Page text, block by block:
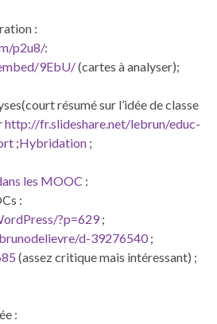
:
p2u8/:
9EbU/(cartes à analyser);
résumé sur l’idée de classe
http://fr.slideshare.net/lebrun/educ-
;Hybridation ;
les MOOC :
:
?p=629 ;
d-39276540;
(assez critique mais intéressant) ;
: